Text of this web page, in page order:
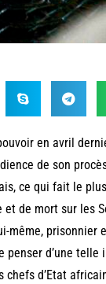
en avril
de son
ce qui fait le
de mort sur les
même, prisonnier
d’une
d’Etat